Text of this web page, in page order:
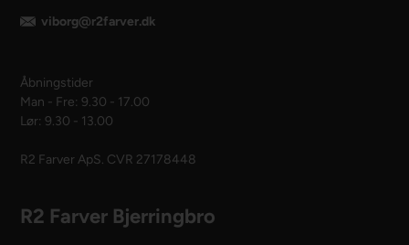
viborg@r2farver.dk
Åbningstider
Man - Fre: 9.30 - 17.00
Lør: 9.30 - 13.00
R2 Farver ApS. CVR 27178448
R2 Farver Bjerringbro